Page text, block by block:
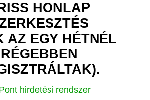
HONLAP
AZ EGY HÉTNÉL
RÉGEBBEN
hirdetési rendszer